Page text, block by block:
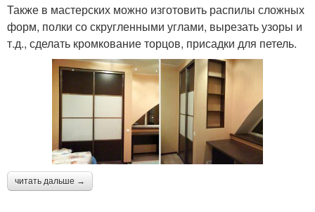
Также в мастерских можно изготовить распилы сложных
форм, полки со скругленными углами, вырезать узоры и
т.д., сделать кромкование торцов, присадки для петель.
читать дальше →